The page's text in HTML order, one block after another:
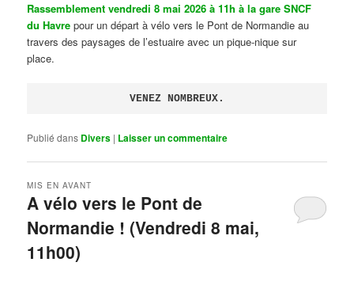
Rassemblement vendredi 8 mai 2026 à 11h à la gare SNCF
du Havre pour un départ à vélo vers le Pont de Normandie au
travers des paysages de l’estuaire avec un pique-nique sur
place.
VENEZ NOMBREUX.
Publié dans Divers | Laisser un commentaire
A vélo vers le Pont de
Normandie ! (Vendredi 8 mai,
11h00)
MIS EN AVANT